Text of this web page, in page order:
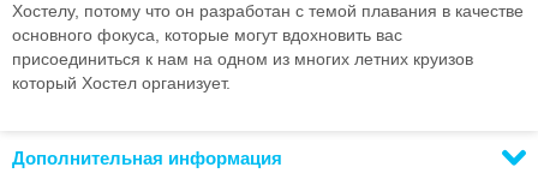
Хостелу, потому что он разработан с темой плавания в качестве
основного фокуса, которые могут вдохновить вас
присоединиться к нам на одном из многих летних круизов
который Хостел организует.
Дополнительная информация